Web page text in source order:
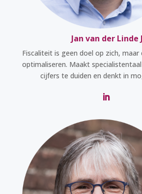
Jan van der Linde
Fiscaliteit is geen doel op zich,
optimaliseren. Maakt
cijfers te duiden en denkt in